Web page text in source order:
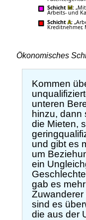
Ökonomisches
Kommen
unteren
hinzu, dann
die Mieten,
und gibt es
um
ein
gab es
sind es
die aus der